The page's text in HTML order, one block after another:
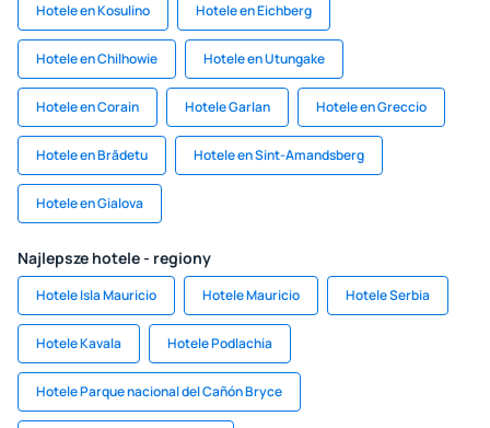
Hotele en Kosulino Hotele en Eichberg
Hotele en Chilhowie Hotele en Utungake
Hotele en Corain Hotele Garlan Hotele en Greccio
Hotele en Brădetu Hotele en Sint-Amandsberg
Hotele en Gialova
Najlepsze hotele - regiony
Hotele Isla Mauricio Hotele Mauricio Hotele Serbia
Hotele Kavala Hotele Podlachia
Hotele Parque nacional del Cañón Bryce